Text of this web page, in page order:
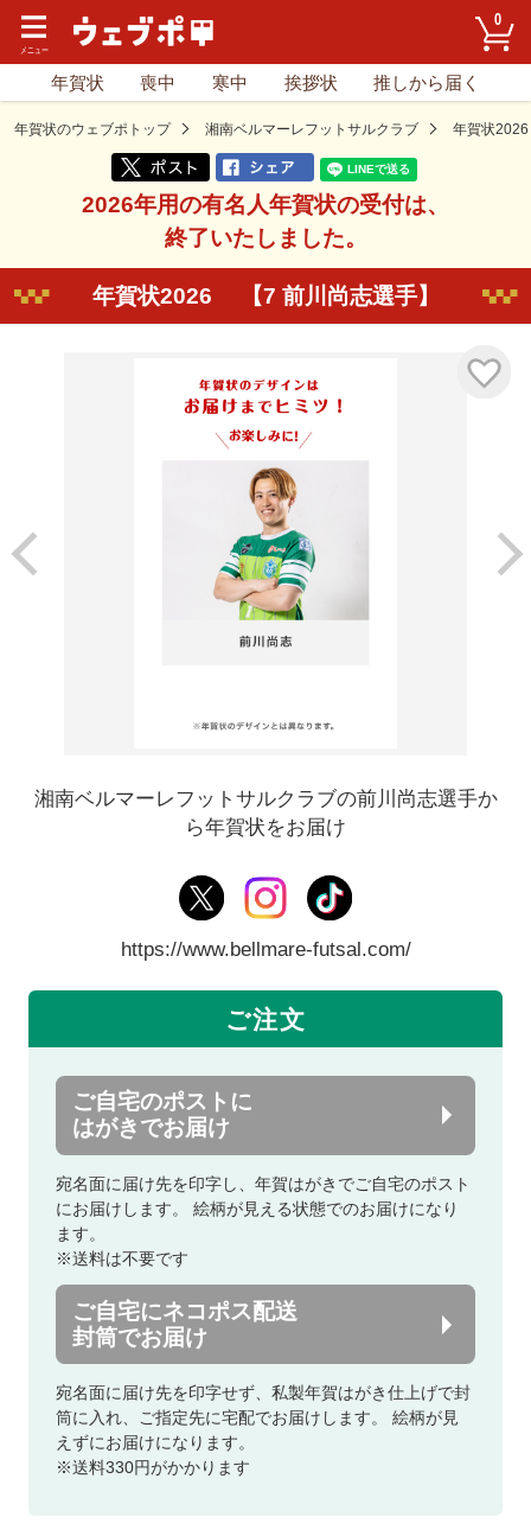
0
年賀状 喪中 寒中 挨拶状 推しから届く
年賀状のウェブポトップ 湘南ベルマーレフットサルクラブ 年賀状
2026年用の有名人年賀状の受付は、
終了いたしました。
年賀状2026 【7 前川尚志選手】
湘南ベルマーレフットサルクラブの前川尚志選手か
ら年賀状をお届け
https://www.bellmare-futsal.com/
ご注文
ご自宅のポストに
はがきでお届け
宛名面に届け先を印字し、年賀はがきでご自宅のポスト
にお届けします。
絵柄が見える状態でのお届けになり
ます。
※送料は不要です
ご自宅にネコポス配送
封筒でお届け
宛名面に届け先を印字せず、私製年賀はがき仕上げで封
筒に入れ、ご指定先に宅配でお届けします。
絵柄が見
えずにお届けになります。
※送料330円がかかります